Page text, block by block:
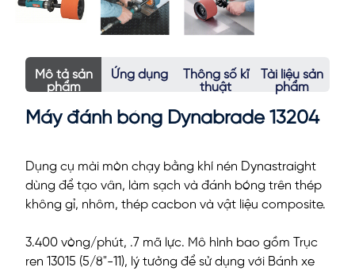
Mô tả sản
phẩm
Ứng dụng
Thông số kĩ
thuật
Tài liệu sản
phẩm
Máy đánh bóng Dynabrade 13204
Dụng cụ mài mòn chạy bằng khí nén Dynastraight
dùng để tạo vân, làm sạch và đánh bóng trên thép
không gỉ, nhôm, thép cacbon và vật liệu composite.
3.400 vòng/phút, .7 mã lực. Mô hình bao gồm Trục
ren 13015 (5/8"-11), lý tưởng để sử dụng với Bánh xe